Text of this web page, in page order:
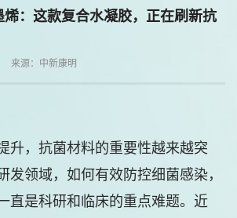
：这款复合水凝胶，正在刷新抗
来源：中新康明
升，抗菌材料的重要性越来越突
发领域，如何有效防控细菌感染，
直是科研和临床的重点难题。近